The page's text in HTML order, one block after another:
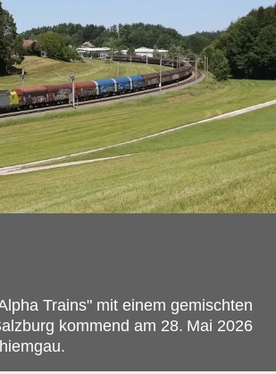
Trains" mit einem gemischten
kommend am 28. Mai 2026